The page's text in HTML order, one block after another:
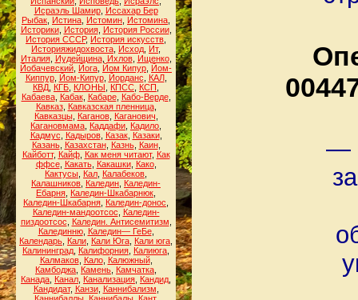
Исраэль Шамир, Иссахар Бер
Рыбак Истина Истомин Истомина
Историки, История, История России,
История СССР, История искусств
Историяжидохвоста Исход Ит,
Италия, Иудейщина, Ихлов, Ищенко,
Йобачевский Йога Йом Кипур Йом-
Киппур, Йом-Кипур, Йорданс КАЛ,
КВД КГБ КЛОНЫ КПСС КСП
Кабаева, Кабак, Кабаре, Кабо-Верде,
Кавказ, Кавказская пленница,
Кавказцы, Каганов, Каганович
Кагановмама Каддафи Кадило
Кадмус
Кадыров, Казак, Казаки,
Казань, Казахстан, Казнь, Каин,
Кайботт, Кайф, Как меня читают, Как
ффсе, Какать, Какашки, Како,
Кактусы Кал Калабеков
Калашников Каледин Каледин-
Ебарня Каледин-Шкабарнюк
Каледин-Шкабарня Каледин-донос
Каледин-мандоотсос
Каледин-
пиздоотсос
Каледин. Антисемитизм
Калединню, Каледин— ГеБе,
Календарь Кали Кали Юга Кали юга
Калининград Калифорния Калиюга
Калмаков, Кало, Калюжный,
Камбоджа Камень Камчатка
Канада Канал Канализация Кандид
Кандидат, Канзи, Каннибализм
—